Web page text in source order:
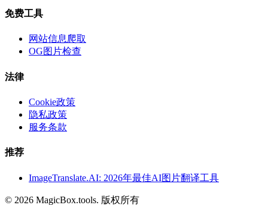
免费工具
网站信息爬取
OG图片检查
法律
Cookie政策
隐私政策
服务条款
推荐
ImageTranslate.AI: 2026年最佳AI图片翻译工具
© 2026 MagicBox.tools. 版权所有